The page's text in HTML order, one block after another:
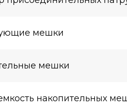
мешки
мешки
накопительных